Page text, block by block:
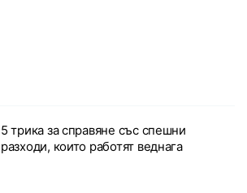
5 трика за справяне със спешни
разходи, които работят веднага